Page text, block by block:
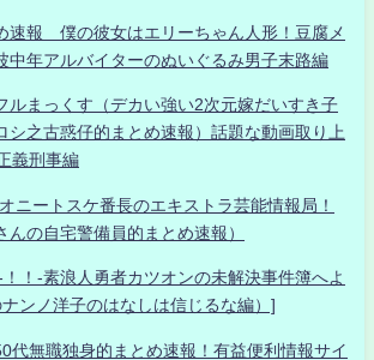
速報 僕の彼女はエリーちゃん人形！豆腐メ
中年アルバイターのぬいぐるみ男子末路編
ルまっくす（デカい強い2次元嫁だいすき子
シ之古惑仔的まとめ速報）話題な動画取り上
義刑事編
ニートスケ番長のエキストラ芸能情報局！
んの自宅警備員的まとめ速報）
！-素浪人勇者カツオンの未解決事件簿へよ
ンノ洋子のはなしは信じるな編）]
無職独身的まとめ速報！有益便利情報サイ